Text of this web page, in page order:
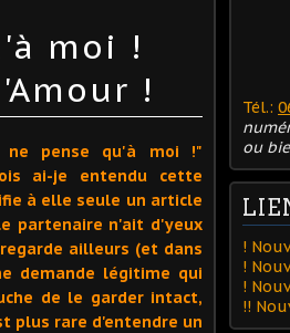
moi !
!
ne pense qu'à moi !"
ai-je entendu cette
à elle seule un article
partenaire n'ait d'yeux
ailleurs (et dans
demande légitime qui
de le garder intact,
plus rare d'entendre un
Tél.:
ou
!
!
!
!!